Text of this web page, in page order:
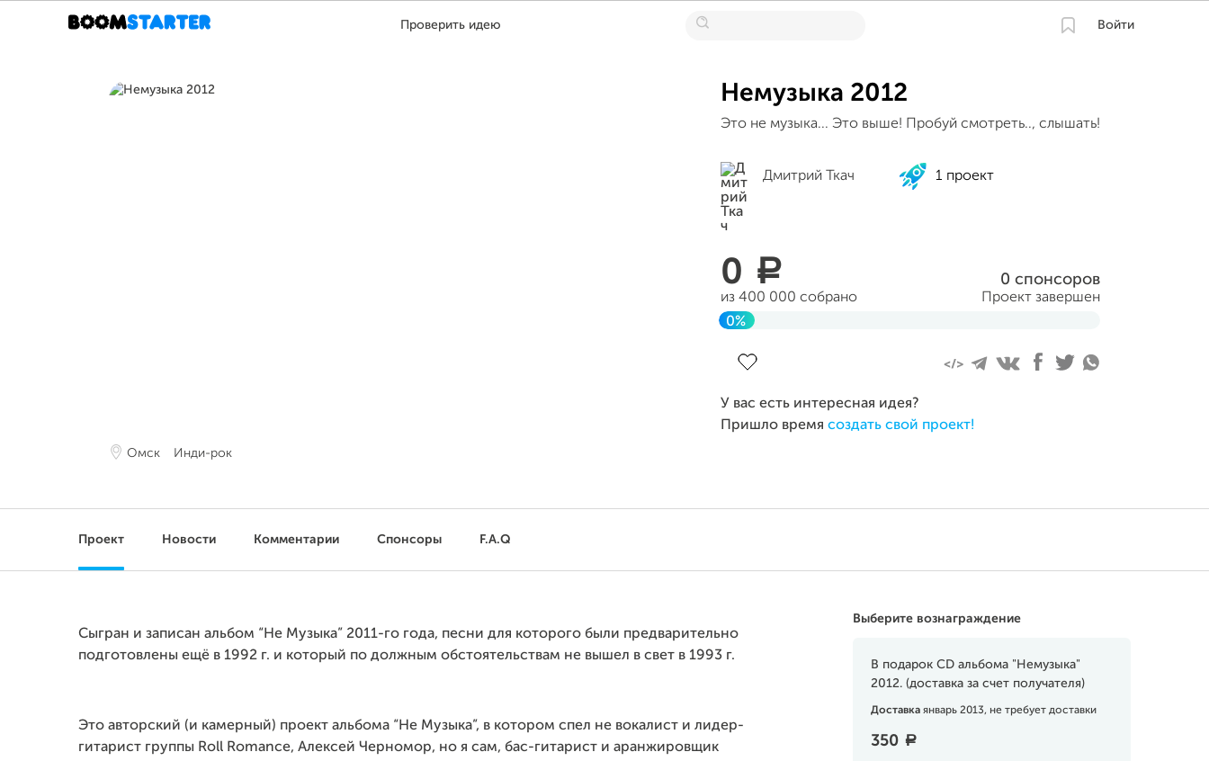
Проверить идею Войти
Омск Инди-рок
Немузыка 2012
Это не музыка... Это выше! Пробуй смотреть.., слышать!
Дмитрий Ткач 1 проект
0 a
из 400 000 собрано
0 спонсоров
Проект завершен
0%
У вас есть интересная идея?
Пришло время создать свой проект!
Проект Новости Комментарии Спонсоры F.A.Q
Выберите вознаграждение
В подарок CD альбома "Немузыка"
2012. (доставка за счет получателя)
Доставка январь 2013, не требует доставки
350 a
Сыгран и записан альбом “Не Музыка” 2011-го года, песни для которого были предварительно
подготовлены ещё в 1992 г. и который по должным обстоятельствам не вышел в свет в 1993 г.
Это авторский (и камерный) проект альбома “Не Музыка”, в котором спел не вокалист и лидер-
гитарист группы Roll Romance, Алексей Черномор, но я сам, бас-гитарист и аранжировщик